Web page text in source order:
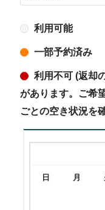
利用可能
一部予約済み
利用不可 (返却
があります。ご希
ごとの空き状況を
日 月